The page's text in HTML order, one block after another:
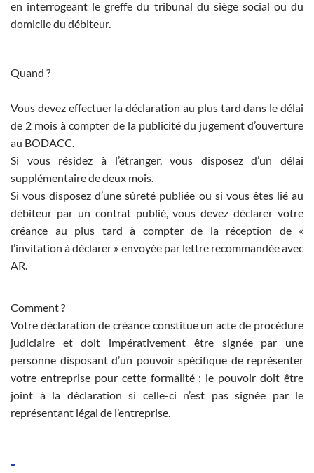
en interrogeant le greffe du tribunal du siège social ou du
domicile du débiteur.
Quand ?
Vous devez effectuer la déclaration au plus tard dans le délai
de 2 mois à compter de la publicité du jugement d’ouverture
au BODACC.
Si vous résidez à l’étranger, vous disposez d’un délai
supplémentaire de deux mois.
Si vous disposez d’une sûreté publiée ou si vous êtes lié au
débiteur par un contrat publié, vous devez déclarer votre
créance au plus tard à compter de la réception de «
l’invitation à déclarer » envoyée par lettre recommandée avec
AR.
Comment ?
Votre déclaration de créance constitue un acte de procédure
judiciaire et doit impérativement être signée par une
personne disposant d’un pouvoir spécifique de représenter
votre entreprise pour cette formalité ; le pouvoir doit être
joint à la déclaration si celle-ci n’est pas signée par le
représentant légal de l’entreprise.